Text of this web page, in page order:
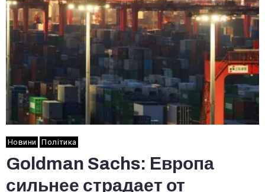
Новини Політика
Goldman Sachs: Европа
сильнее страдает от